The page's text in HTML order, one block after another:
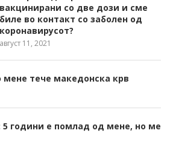
вакцинирани со две дози и сме
биле во контакт со заболен од
коронавирусот?
август 11, 2021
мене тече македонска крв
години е помлад од мене, но ме